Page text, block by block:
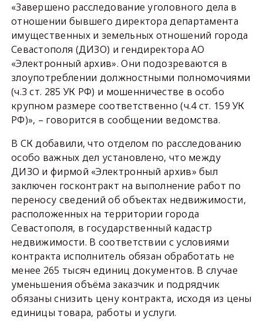
«Завершено расследование уголовного дела в
отношении бывшего директора департамента
имущественных и земельных отношений города
Севастополя (ДИЗО) и гендиректора АО
«Электронный архив». Они подозреваются в
злоупотреблении должностными полномочиями
(ч.3 ст. 285 УК РФ) и мошенничестве в особо
крупном размере соответственно (ч.4 ст. 159 УК
РФ)», – говорится в сообщении ведомства.
В СК добавили, что отделом по расследованию
особо важных дел установлено, что между
ДИЗО и фирмой «Электронный архив» был
заключен госконтракт на выполнение работ по
переносу сведений об объектах недвижимости,
расположенных на территории города
Севастополя, в государственный кадастр
недвижимости. В соответствии с условиями
контракта исполнитель обязан обработать не
менее 265 тысяч единиц документов. В случае
уменьшения объёма заказчик и подрядчик
обязаны снизить цену контракта, исходя из цены
единицы товара, работы и услуги.